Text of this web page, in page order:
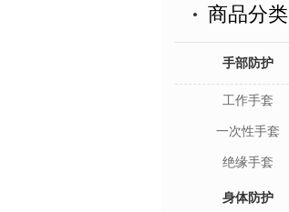
商品分类
手部防护
工作手套
一次性手套
绝缘手套
身体防护